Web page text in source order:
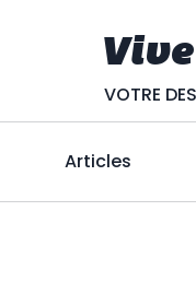
VOTRE
Articles